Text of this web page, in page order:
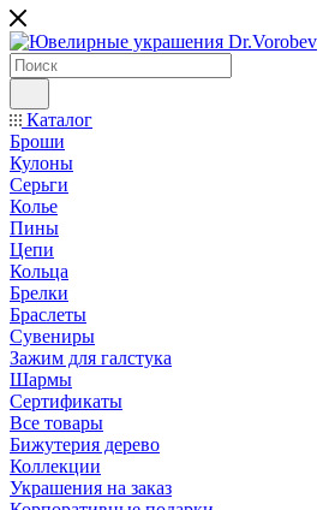
Каталог
Броши
Кулоны
Серьги
Колье
Пины
Цепи
Кольца
Брелки
Браслеты
Сувениры
Зажим для галстука
Шармы
Сертификаты
Все товары
Бижутерия дерево
Коллекции
Украшения на заказ